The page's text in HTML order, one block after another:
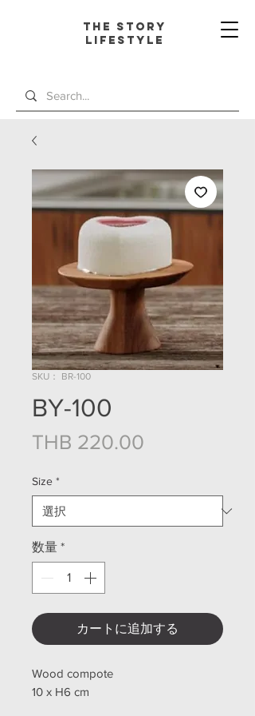
The Story
L ifestyle
SKU： BR-100
BY-100
THB 220.00
Size *
数量 *
カートに追加する
Wood compote
10 x H6 cm